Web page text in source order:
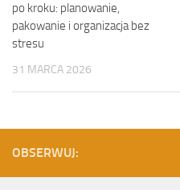
po kroku: planowanie,
pakowanie i organizacja bez
stresu
31 MARCA 2026
OBSERWUJ: